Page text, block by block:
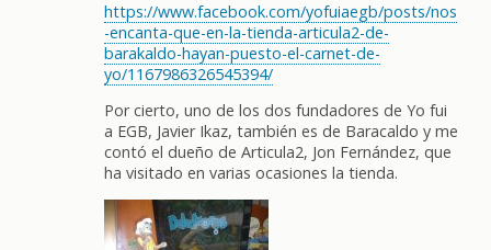
https://www.facebook.com/yofuiaegb/posts/nos
-encanta-que-en-la-tienda-articula2-de-
barakaldo-hayan-puesto-el-carnet-de-
yo/1167986326545394/
Por cierto, uno de los dos fundadores de Yo fui
a EGB, Javier Ikaz, también es de Baracaldo y me
contó el dueño de Articula2, Jon Fernández, que
ha visitado en varias ocasiones la tienda.